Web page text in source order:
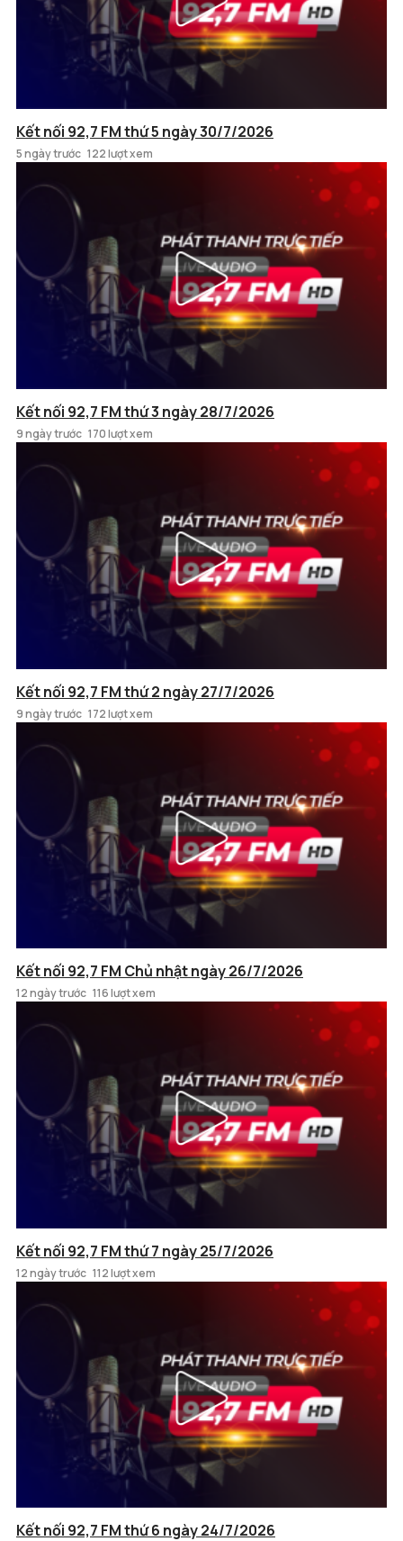
Kết nối 92,7 FM thứ 5 ngày 30/7/2026
5 ngày trước 122 lượt xem
Kết nối 92,7 FM thứ 3 ngày 28/7/2026
9 ngày trước 170 lượt xem
Kết nối 92,7 FM thứ 2 ngày 27/7/2026
9 ngày trước 172 lượt xem
Kết nối 92,7 FM Chủ nhật ngày 26/7/2026
12 ngày trước 116 lượt xem
Kết nối 92,7 FM thứ 7 ngày 25/7/2026
12 ngày trước 112 lượt xem
Kết nối 92,7 FM thứ 6 ngày 24/7/2026